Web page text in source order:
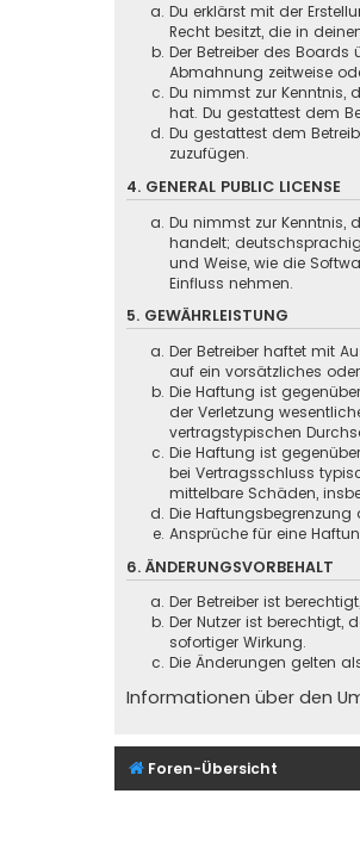
Du erklärst mit der
Recht besitzt, die in
Der Betreiber des
Abmahnung zeitweise
Du nimmst zur Kenntnis,
hat. Du gestattest dem
Du gestattest dem
zuzufügen.
4. GENERAL PUBLIC LICENSE
Du nimmst zur Kenntnis,
handelt;
und Weise, wie die
Einfluss nehmen.
5. GEWÄHRLEISTUNG
Der Betreiber haftet mit
auf ein vorsätzliches
Die Haftung ist
der Verletzung
vertragstypischen
Die Haftung ist
bei Vertragsschluss
mittelbare Schäden,
Die
Ansprüche für eine
6. ÄNDERUNGSVORBEHALT
Der Betreiber ist
Der Nutzer ist berechtigt,
sofortiger Wirkung.
Die Änderungen gelten
Informationen über den
Foren-Übersicht